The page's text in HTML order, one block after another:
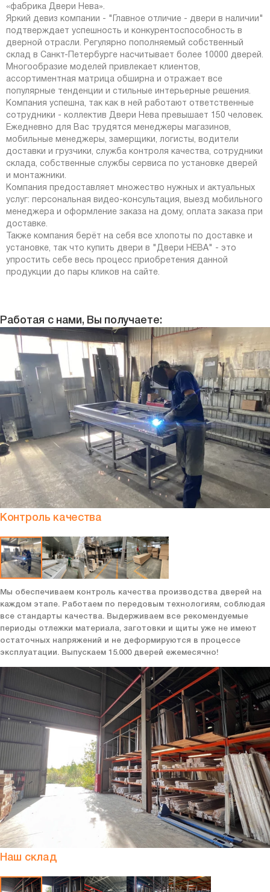
«фабрика Двери Нева».
Яркий девиз компании - "Главное отличие - двери в наличии"
подтверждает успешность и конкурентоспособность в
дверной отрасли. Регулярно пополняемый собственный
склад в Санкт-Петербурге насчитывает более 10000 дверей.
Многообразие моделей привлекает клиентов,
ассортиментная матрица обширна и отражает все
популярные тенденции и стильные интерьерные решения.
Компания успешна, так как в ней работают ответственные
сотрудники - коллектив Двери Нева превышает 150 человек.
Ежедневно для Вас трудятся менеджеры магазинов,
мобильные менеджеры, замерщики, логисты, водители
доставки и грузчики, служба контроля качества, сотрудники
склада, собственные службы сервиса по установке дверей
и монтажники.
Компания предоставляет множество нужных и актуальных
услуг: персональная видео-консультация, выезд мобильного
менеджера и оформление заказа на дому, оплата заказа при
доставке.
Также компания берёт на себя все хлопоты по доставке и
установке, так что купить двери в "Двери НЕВА" - это
упростить себе весь процесс приобретения данной
продукции до пары кликов на сайте.
Работая с нами, Вы получаете:
Контроль качества
Мы обеспечиваем контроль качества производства дверей на
каждом этапе. Работаем по передовым технологиям, соблюдая
все стандарты качества. Выдерживаем все рекомендуемые
периоды отлежки материала, заготовки и щиты уже не имеют
остаточных напряжений и не деформируются в процессе
эксплуатации. Выпускаем 15.000 дверей ежемесячно!
Наш склад